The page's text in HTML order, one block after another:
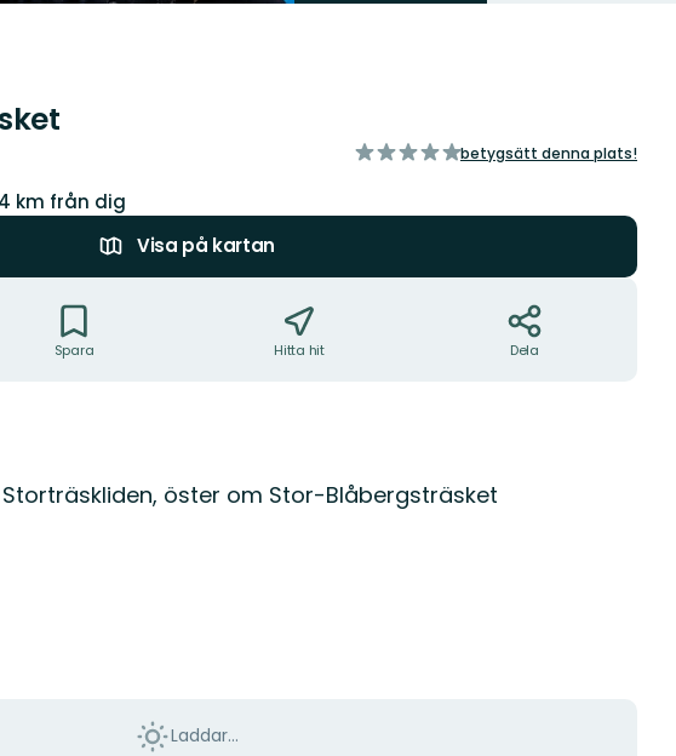
av
betygsätt denna plats!
km från dig
Visa på kartan
Spara Hitta hit Dela
öster om Stor-Blåbergsträsket
Laddar...